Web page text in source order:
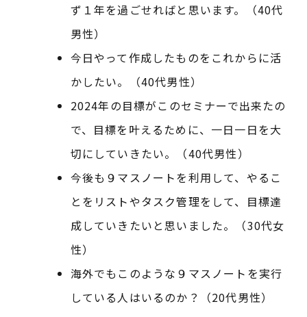
ず１年を過ごせればと思います。（40代
男性）
今日やって作成したものをこれからに活
かしたい。（40代男性）
2024年の目標がこのセミナーで出来たの
で、目標を叶えるために、一日一日を大
切にしていきたい。（40代男性）
今後も９マスノートを利用して、やるこ
とをリストやタスク管理をして、目標達
成していきたいと思いました。（30代女
性）
海外でもこのような９マスノートを実行
している人はいるのか？（20代男性）